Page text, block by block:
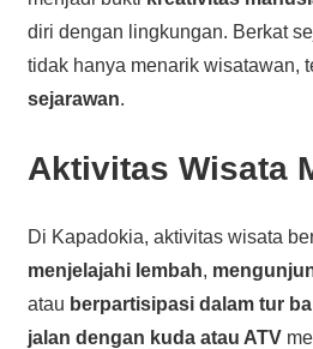
diri dengan lingkungan. Berkat
tidak hanya menarik wisatawan,
sejarawan.
Aktivitas Wisata
Di Kapadokia, aktivitas wisata
menjelajahi lembah,
atau berpartisipasi dalam tur
jalan dengan kuda atau ATV